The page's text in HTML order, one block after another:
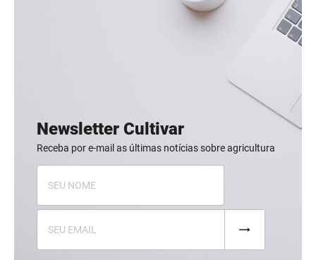
Newsletter Cultivar
Receba por e-mail as últimas notícias sobre agricultura